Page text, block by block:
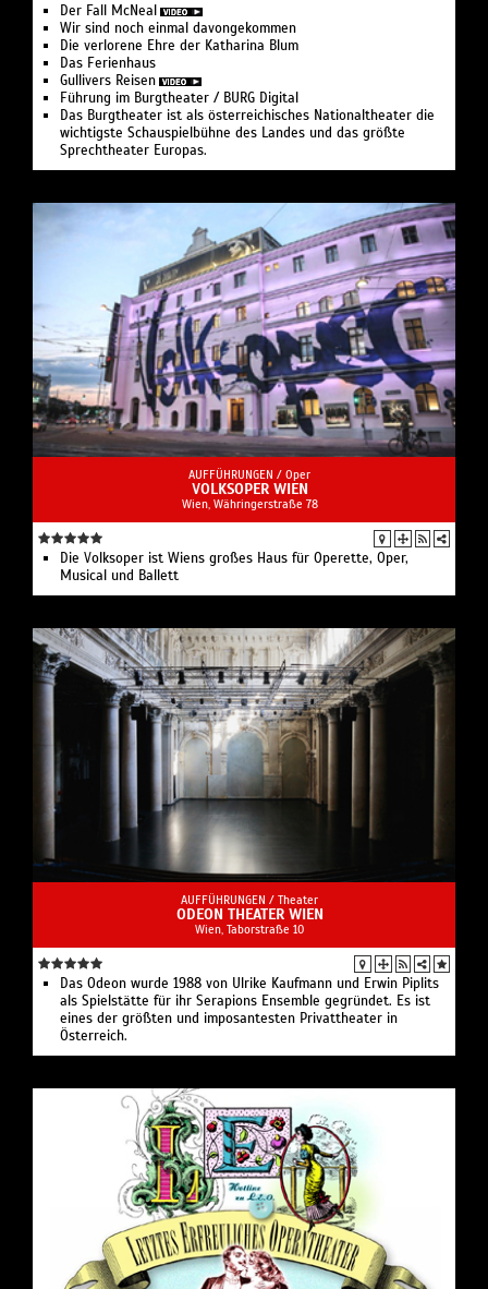
Der Fall McNeal
Wir sind noch einmal davongekommen
Die verlorene Ehre der Katharina Blum
Das Ferienhaus
Gullivers Reisen
Führung im Burgtheater / BURG Digital
Das Burgtheater ist als österreichisches Nationaltheater die
wichtigste Schauspielbühne des Landes und das größte
Sprechtheater Europas.
AUFFÜHRUNGEN / Oper
VOLKSOPER WIEN
Wien, Währingerstraße 78
Die Volksoper ist Wiens großes Haus für Operette, Oper,
Musical und Ballett
AUFFÜHRUNGEN / Theater
ODEON THEATER WIEN
Wien, Taborstraße 10
Das Odeon wurde 1988 von Ulrike Kaufmann und Erwin Piplits
als Spielstätte für ihr Serapions Ensemble gegründet. Es ist
eines der größten und imposantesten Privattheater in
Österreich.